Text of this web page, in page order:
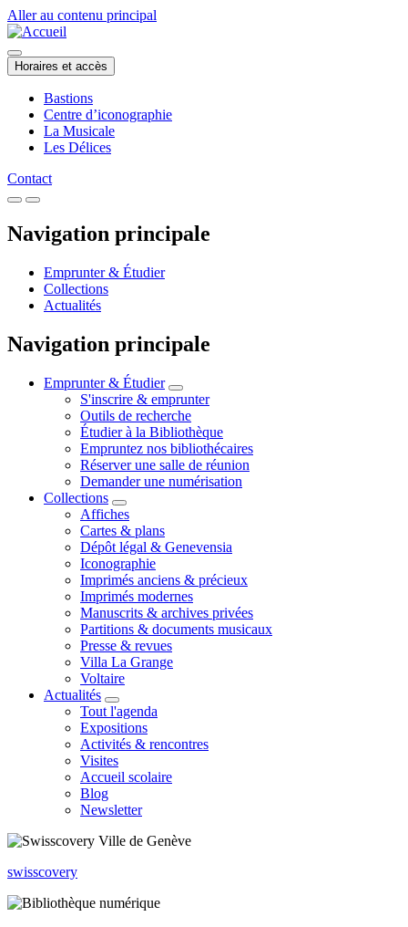
Aller au contenu principal
Horaires et accès
Bastions
Centre d’iconographie
La Musicale
Les Délices
Contact
Navigation principale
Emprunter & Étudier
Collections
Actualités
Navigation principale
Emprunter & Étudier
S'inscrire & emprunter
Outils de recherche
Étudier à la Bibliothèque
Empruntez nos bibliothécaires
Réserver une salle de réunion
Demander une numérisation
Collections
Affiches
Cartes & plans
Dépôt légal & Genevensia
Iconographie
Imprimés anciens & précieux
Imprimés modernes
Manuscrits & archives privées
Partitions & documents musicaux
Presse & revues
Villa La Grange
Voltaire
Actualités
Tout l'agenda
Expositions
Activités & rencontres
Visites
Accueil scolaire
Blog
Newsletter
swisscovery